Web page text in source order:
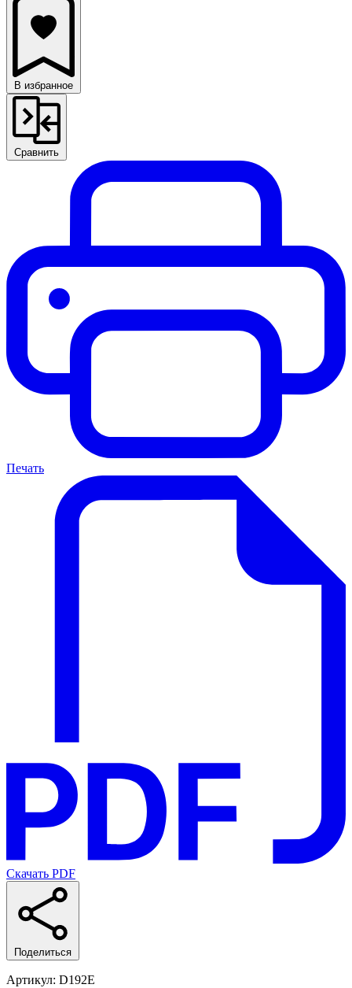
В избранное
Сравнить
Печать
Скачать PDF
Поделиться
Артикул: D192E